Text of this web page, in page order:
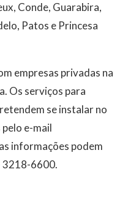
Conde, Guarabira,
Patos e Princesa
empresas privadas na
Os serviços para
se instalar no
e-mail
informações podem
3218-6600.